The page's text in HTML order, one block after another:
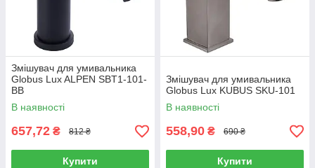
Змішувач для умивальника
Globus Lux ALPEN SBT1-101-
BB
В наявності
657,72 ₴ 812 ₴
Купити
Змішувач для умивальника
Globus Lux KUBUS SKU-101
В наявності
558,90 ₴ 690 ₴
Купити